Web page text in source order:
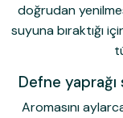
doğrudan
suyuna bıraktığı
Defne yaprağı
Aromasını